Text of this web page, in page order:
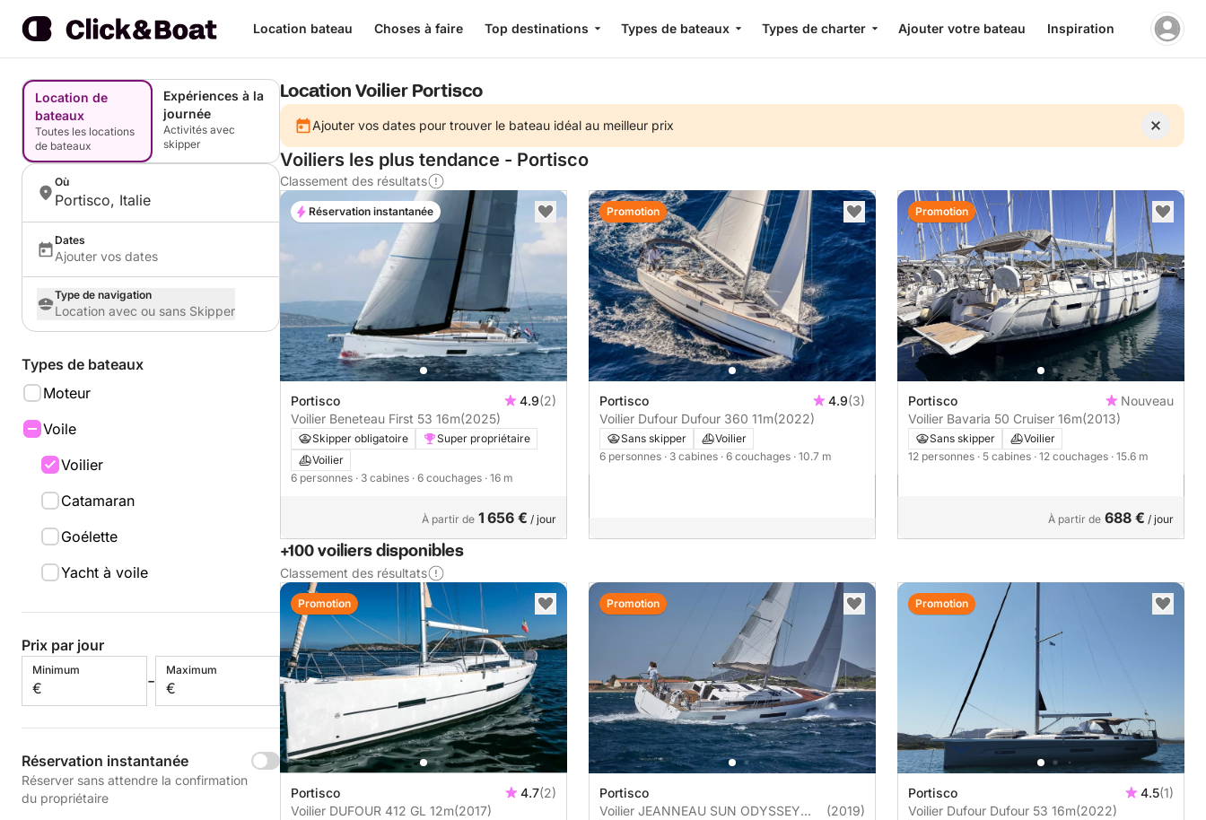
Location bateau Choses à faire Top destinations Types de bateaux Types de charter Ajouter votre bateau Inspiration
Location de
bateaux
Toutes les locations
de bateaux
Expériences à la
journée
Activités avec
skipper
Où
Portisco, Italie
Dates
Ajouter vos dates
Type de navigation
Location avec ou sans Skipper
Types de bateaux
Moteur
Voile
Voilier
Catamaran
Goélette
Yacht à voile
Prix par jour
Minimum
€ -
Maximum
€
Réservation instantanée
Réserver sans attendre la confirmation
du propriétaire
Location Voilier Portisco
Ajouter vos dates pour trouver le bateau idéal au meilleur prix
Voiliers les plus tendance - Portisco
Classement des résultats
Portisco 4.9(2)
Voilier Beneteau First 53 16m(2025)
Skipper obligatoire
Super propriétaire
Voilier
6 personnes · 3 cabines · 6 couchages · 16 m
À partir de 1 656 € / jour
Réservation instantanée
Portisco 4.9(3)
Voilier Dufour Dufour 360 11m(2022)
Sans skipper
Voilier
6 personnes · 3 cabines · 6 couchages · 10.7 m
Promotion
Portisco
Nouveau
Voilier Bavaria 50 Cruiser 16m(2013)
Sans skipper
Voilier
12 personnes · 5 cabines · 12 couchages · 15.6 m
À partir de 688 € / jour
Promotion
+100 voiliers disponibles
Classement des résultats
Portisco 4.7(2)
Voilier DUFOUR 412 GL 12m(2017)
Promotion
Portisco
Voilier JEANNEAU SUN ODYSSEY
(2019)
Promotion
Portisco 4.5(1)
Voilier Dufour Dufour 53 16m(2022)
Promotion